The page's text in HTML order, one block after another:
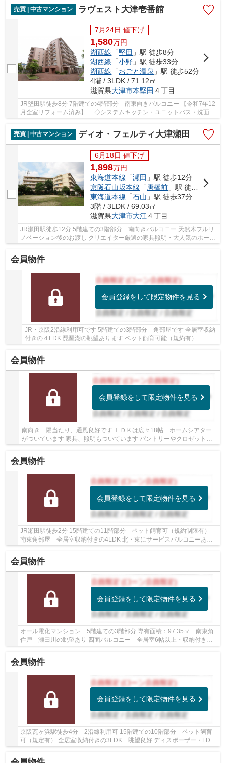
売買 | 中古マンション
ラヴェスト大津壱番館
7月24日 値下げ
1,580万円
湖西線 「堅田 」駅 徒歩8分
湖西線 「小野 」駅 徒歩33分
湖西線 「おごと温泉 」駅 徒歩52分
4階 / 3LDK / 71.12㎡
滋賀県大津市本堅田 ４丁目
JR堅田駅徒歩8分 7階建ての4階部分 南東向きバルコニー 【令和7年12
月全室リフォーム済み】 ◇システムキッチン・ユニットバス・洗面化
売買 | 中古マンション
ディオ・フェルティ大津瀬田
6月18日 値下げ
1,898万円
東海道本線 「瀬田 」駅 徒歩12分
京阪石山坂本線 「唐橋前 」駅 徒歩37分
東海道本線 「石山 」駅 徒歩37分
3階 / 3LDK / 69.03㎡
滋賀県大津市大江４丁目
JR瀬田駅徒歩12分 5階建ての3階部分 南向きバルコニー 天然木フルリ
ノベーション後のお渡し クリエイター厳選の家具照明・大人気のホーム
会員物件
会員登録をして限定物件を見る
JR・京阪2沿線利用可です 5階建ての3階部分 角部屋です 全居室収納
付きの４LDK 琵琶湖の眺望あります ペット飼育可能（規約有）
会員物件
会員登録をして限定物件を見る
南向き 陽当たり、通風良好です ＬＤＫは広々18帖 ホームシアター
がついています 家具、照明もついています パントリーやクロゼットな
ど収納が充実しています
会員物件
会員登録をして限定物件を見る
JR瀬田駅徒歩2分 15階建ての11階部分 ペット飼育可（規約制限有）
南東角部屋 全居室収納付きの4LDK 北・東にサービスバルコニーあり
スロップシンクあり トランクルームあり LD床...
会員物件
会員登録をして限定物件を見る
オール電化マンション 5階建ての3階部分 専有面積：97.35㎡ 南東角
住戸 瀬田川の眺望あり 四面バルコニー 全居室6帖以上・収納付き
ペット飼育可（規約制限有） リフォーム履歴あ...
会員物件
会員登録をして限定物件を見る
京阪瓦ヶ浜駅徒歩4分 2沿線利用可 15階建ての10階部分 ペット飼育
可（規定有） 全居室収納付きの3LDK 眺望良好 ディスポーザー・LD床
暖房・浴室乾燥機・スロップシンクなど設備充実...